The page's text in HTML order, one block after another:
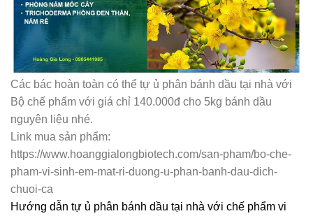
Các bác hoàn toàn có thể tự ủ phân bánh dầu tại nhà với
Bộ chế phẩm với giá chỉ 140.000đ cho 5kg bánh dầu
nguyên liệu nhé.
Link mua sản phẩm:
https://www.hoanggialongbiotech.com/san-pham/bo-che-
pham-vi-sinh-em-mat-ri-duong-u-phan-banh-dau-dich-
chuoi-ca
Hướng dẫn tự ủ phân bánh dầu tại nhà với chế phẩm vi